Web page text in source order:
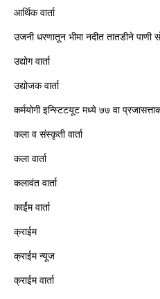
आर्थिक वार्ता
उजनी धरणातून भीमा नदीत तातडीने पाणी
उद्योग वार्ता
उद्योजक वार्ता
कर्मयोगी इन्स्टिटयूट मध्ये ७७ वा
कला व संस्कृती वार्ता
कला वार्ता
कलावंत वार्ता
कार्ईम वार्ता
क्राईम
क्राईम न्यूज
क्राईम वार्ता